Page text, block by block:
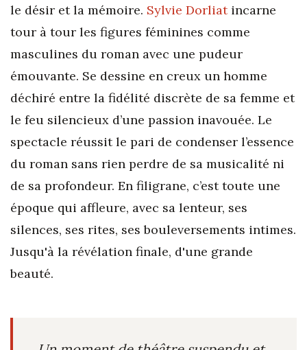
le désir et la mémoire. Sylvie Dorliatincarne
tour à tour les figures féminines comme
masculines du roman avec une pudeur
émouvante. Se dessine en creux un homme
déchiré entre la fidélité discrète de sa femme et
le feu silencieux d’une passion inavouée. Le
spectacle réussit le pari de condenser l’essence
du roman sans rien perdre de sa musicalité ni
de sa profondeur. En filigrane, c’est toute une
époque qui affleure, avec sa lenteur, ses
silences, ses rites, ses bouleversements intimes.
Jusqu'à la révélation finale, d'une grande
beauté.